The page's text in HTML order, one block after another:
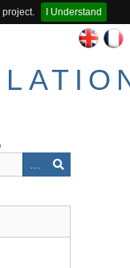
project.
I Understand